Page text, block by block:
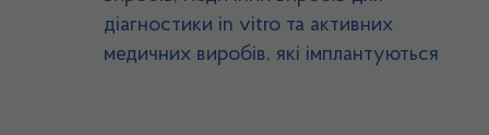
діагностики in vitro та активних
медичних виробів, які імплантуються